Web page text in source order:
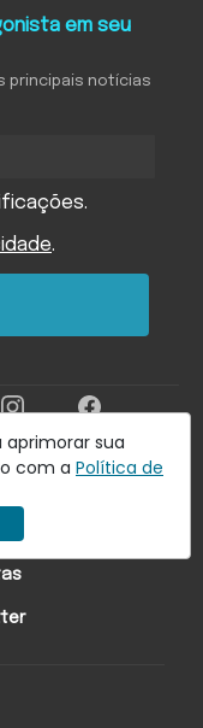
aprimorar sua
com a Política de
em seu
principais notícias
.